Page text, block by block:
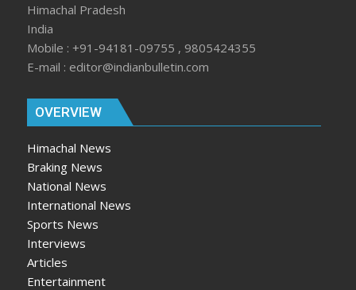
Himachal Pradesh
India
Mobile : +91-94181-09755 , 9805424355
E-mail : editor@indianbulletin.com
OVERVIEW
Himachal News
Braking News
National News
International News
Sports News
Interviews
Articles
Entertainment